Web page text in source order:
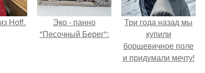
Hoff.
Эко - панно
"Песочный Берег":
Три года назад мы
купили
борщевичное поле
и придумали мечту!